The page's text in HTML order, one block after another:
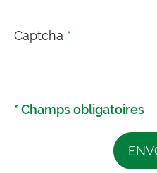
Captcha *
* Champs obligatoires